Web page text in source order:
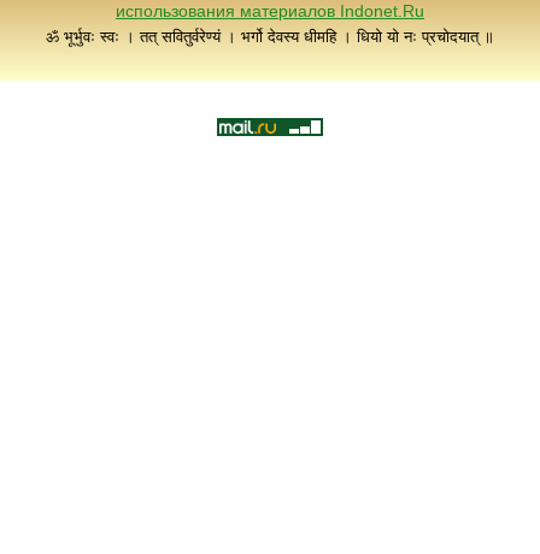
использования материалов Indonet.Ru
ॐ भूर्भुवः स्वः । तत् सवितुर्वरेण्यं । भर्गो देवस्य धीमहि । धियो यो नः प्रचोदयात् ॥